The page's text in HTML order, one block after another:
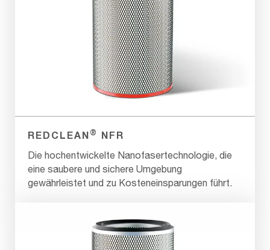
REDCLEAN ® NFR
Die hochentwickelte Nanofasertechnologie, die
eine saubere und sichere Umgebung
gewährleistet und zu Kosteneinsparungen führt.